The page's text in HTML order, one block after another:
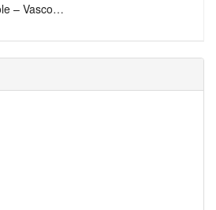
Come Nelle Favole – Vasco Rossi